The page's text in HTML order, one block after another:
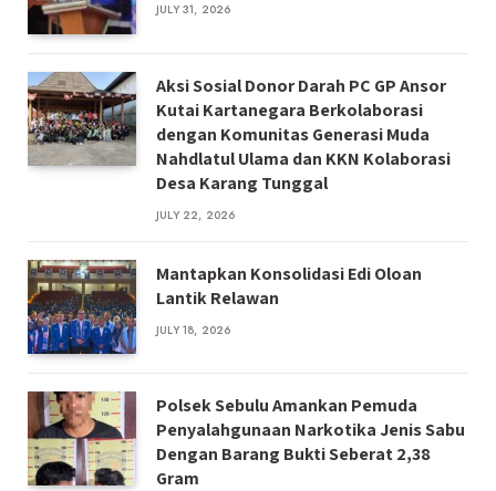
JULY 31, 2026
Aksi Sosial Donor Darah PC GP Ansor
Kutai Kartanegara Berkolaborasi
dengan Komunitas Generasi Muda
Nahdlatul Ulama dan KKN Kolaborasi
Desa Karang Tunggal
JULY 22, 2026
Mantapkan Konsolidasi Edi Oloan
Lantik Relawan
JULY 18, 2026
Polsek Sebulu Amankan Pemuda
Penyalahgunaan Narkotika Jenis Sabu
Dengan Barang Bukti Seberat 2,38
Gram